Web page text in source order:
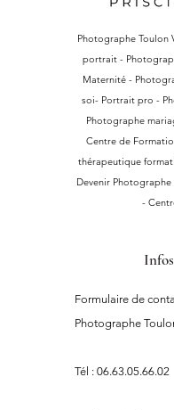
Photographe Toulon
portrait -
Maternité -
soi- Portrait pro -
Photographe
Centre de
thérapeutique
Devenir
-
Formulaire de
Photographe
Tél : 06.63.05.66.02